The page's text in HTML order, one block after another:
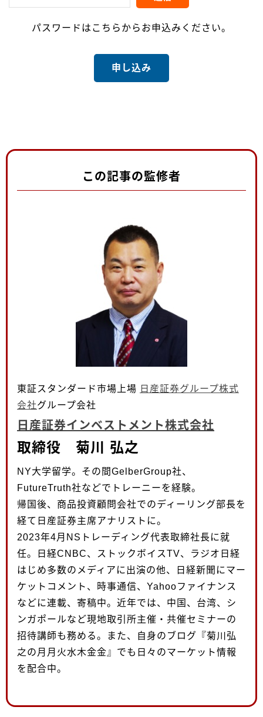
パスワードはこちらからお申込みください。
申し込み
この記事の監修者
東証スタンダード市場上場 日産証券グループ株式
会社グループ会社
日産証券インベストメント株式会社
取締役 菊川 弘之
NY大学留学。その間GelberGroup社、
FutureTruth社などでトレーニーを経験。
帰国後、商品投資顧問会社でのディーリング部長を
経て日産証券主席アナリストに。
2023年4月NSトレーディング代表取締社長に就
任。日経CNBC、ストックボイスTV、ラジオ日経
はじめ多数のメディアに出演の他、日経新聞にマー
ケットコメント、時事通信、Yahooファイナンス
などに連載、寄稿中。近年では、中国、台湾、シ
ンガポールなど現地取引所主催・共催セミナーの
招待講師も務める。また、自身のブログ『菊川弘
之の月月火水木金金』でも日々のマーケット情報
を配合中。